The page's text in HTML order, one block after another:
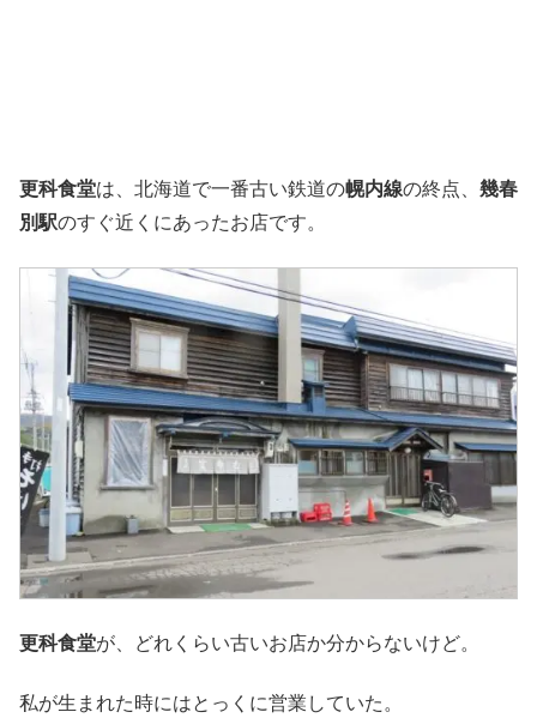
更科食堂は、北海道で一番古い鉄道の幌内線の終点、 幾春
別駅のすぐ近くにあったお店です。
更科食堂が、どれくらい古いお店か分からないけど。
私が生まれた時にはとっくに営業していた。